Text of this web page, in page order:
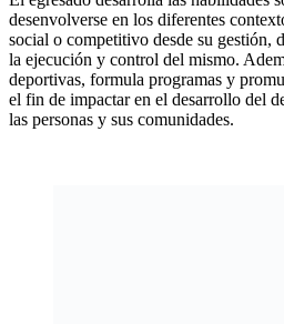
desenvolverse en los diferentes
social o competitivo desde su gestión,
la ejecución y control del mismo.
deportivas, formula programas y
el fin de impactar en el desarrollo del
las personas y sus comunidades.